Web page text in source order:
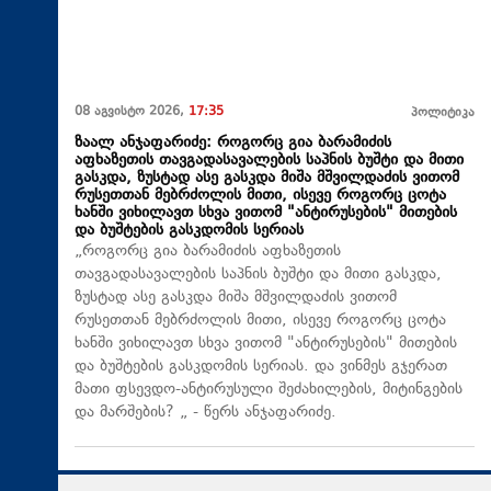
08 აგვისტო 2026, 17:35 პოლიტიკა
ზაალ ანჯაფარიძე: როგორც გია ბარამიძის
აფხაზეთის თავგადასავალების საპნის ბუშტი და მითი
გასკდა, ზუსტად ასე გასკდა მიშა მშვილდაძის ვითომ
რუსეთთან მებრძოლის მითი, ისევე როგორც ცოტა
ხანში ვიხილავთ სხვა ვითომ "ანტირუსების" მითების
და ბუშტების გასკდომის სერიას
„როგორც გია ბარამიძის აფხაზეთის
თავგადასავალების საპნის ბუშტი და მითი გასკდა,
ზუსტად ასე გასკდა მიშა მშვილდაძის ვითომ
რუსეთთან მებრძოლის მითი, ისევე როგორც ცოტა
ხანში ვიხილავთ სხვა ვითომ "ანტირუსების" მითების
და ბუშტების გასკდომის სერიას. და ვინმეს გჯერათ
მათი ფსევდო-ანტირუსული შეძახილების, მიტინგების
და მარშების? „ - წერს ანჯაფარიძე.